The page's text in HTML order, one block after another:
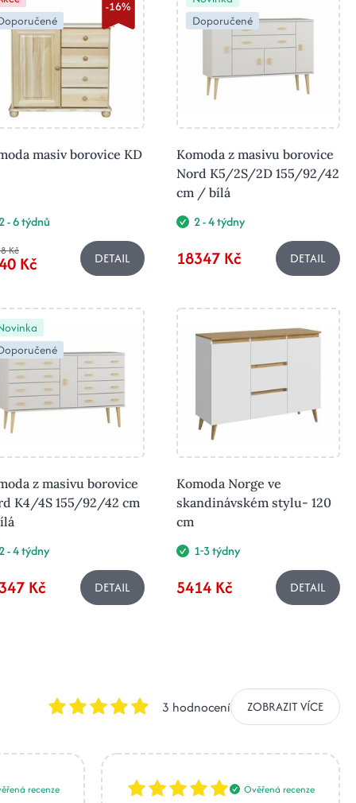
-16%
masiv borovice KD
2 - 6 týdnů
Kč
Kč DETAIL
Doporučené
Komoda z masivu borovice
Nord K5/2S/2D 155/92/42
cm / bílá
2 - 4 týdny
18347 Kč DETAIL
z masivu borovice
K4/4S 155/92/42 cm
2 - 4 týdny
Kč DETAIL
Komoda Norge ve
skandinávském stylu- 120
cm
1-3 týdny
5414 Kč DETAIL
3 hodnocení ZOBRAZIT VÍCE
recenze Ověřená recenze